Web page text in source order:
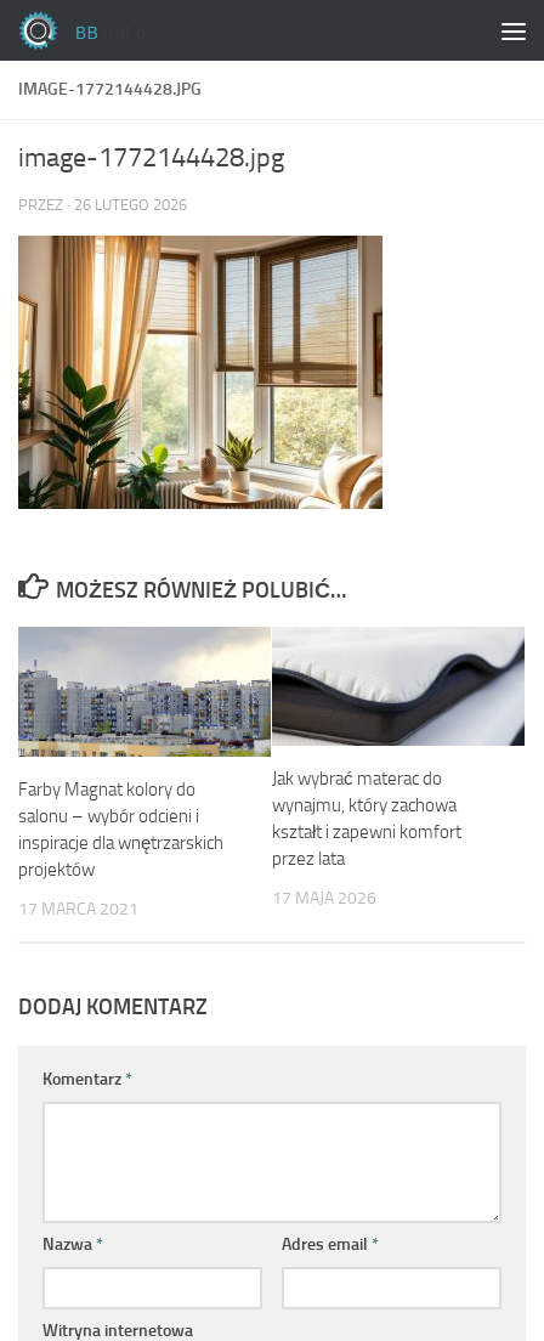
Skip to content
IMAGE-1772144428.JPG
image-1772144428.jpg
PRZEZ · 26 LUTEGO 2026
MOŻESZ RÓWNIEŻ POLUBIĆ…
Farby Magnat kolory do
salonu – wybór odcieni i
inspiracje dla wnętrzarskich
projektów
17 MARCA 2021
Jak wybrać materac do
wynajmu, który zachowa
kształt i zapewni komfort
przez lata
17 MAJA 2026
DODAJ KOMENTARZ
Komentarz *
Nazwa * Adres email *
Witryna internetowa